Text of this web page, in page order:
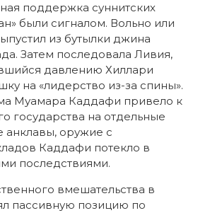
поддержка суннитских
были сигналом. Вольно или
из бутылки джина
Затем последовала Ливия,
давлению Хиллари
на «лидерство из-за спины».
Муамара Каддафи привело к
государства на отдельные
анклавы, оружие с
Каддафи потекло в
последствиями.
вмешательства в
пассивную позицию по